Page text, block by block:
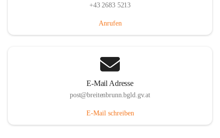
+43 2683 5213
Anrufen
E-Mail Adresse
post@breitenbrunn.bgld.gv.at
E-Mail schreiben